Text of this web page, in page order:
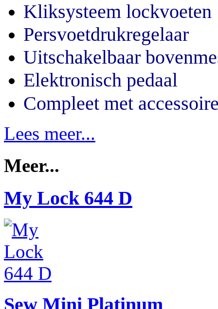
Kliksysteem lockvoeten
Persvoetdrukregelaar
Uitschakelbaar
Elektronisch pedaal
Compleet met
Lees meer...
Meer...
My Lock 644 D
Sew Mini Platinum